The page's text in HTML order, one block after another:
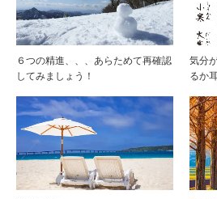
６つの精進、、、あらためて再確認
してみましょう！
気分
るか